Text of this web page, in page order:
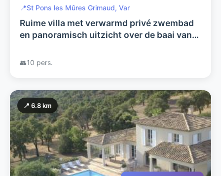
📍St Pons les Mûres Grimaud, Var
Ruime villa met verwarmd privé zwembad
en panoramisch uitzicht over de baai van
👥10 pers.
📍 6.8 km